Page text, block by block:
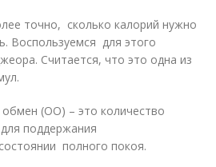
точно, сколько калорий нужно
Воспользуемся для этого
Считается, что это одна из
(ОО) – это количество
поддержания
полного покоя.